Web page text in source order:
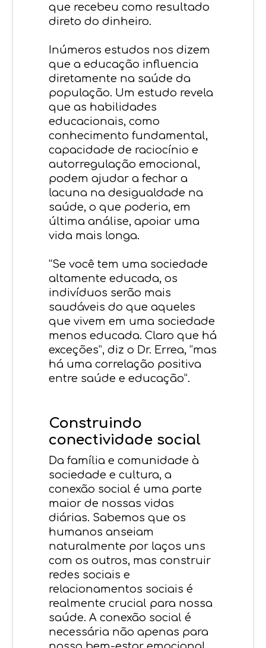
que recebeu como resultado
direto do dinheiro.
Inúmeros estudos nos dizem
que a educação influencia
diretamente na saúde da
população. Um estudo revela
que as habilidades
educacionais, como
conhecimento fundamental,
capacidade de raciocínio e
autorregulação emocional,
podem ajudar a fechar a
lacuna na desigualdade na
saúde, o que poderia, em
última análise, apoiar uma
vida mais longa.
“Se você tem uma sociedade
altamente educada, os
indivíduos serão mais
saudáveis do que aqueles
que vivem em uma sociedade
menos educada. Claro que há
exceções”, diz o Dr. Errea, “mas
há uma correlação positiva
entre saúde e educação”.
Construindo
conectividade social
Da família e comunidade à
sociedade e cultura, a
conexão social é uma parte
maior de nossas vidas
diárias. Sabemos que os
humanos anseiam
naturalmente por laços uns
com os outros, mas construir
redes sociais e
relacionamentos sociais é
realmente crucial para nossa
saúde. A conexão social é
necessária não apenas para